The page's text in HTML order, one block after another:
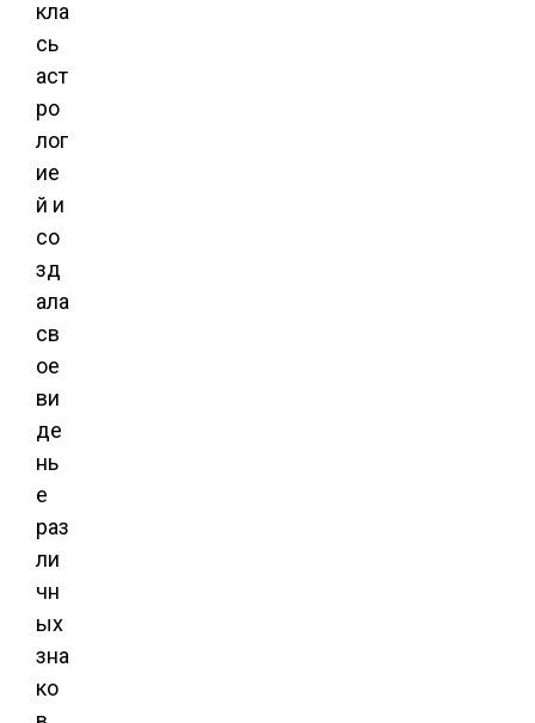
кла
сь
аст
ро
лог
ие
й и
со
зд
ала
св
ое
ви
де
нь
е
раз
ли
чн
ых
зна
ко